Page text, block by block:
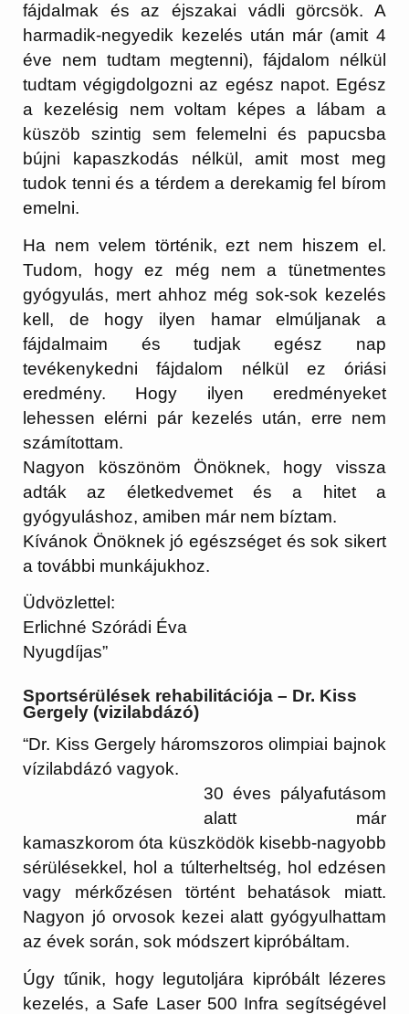
fájdalmak és az éjszakai vádli görcsök. A
harmadik-negyedik kezelés után már (amit 4
éve nem tudtam megtenni), fájdalom nélkül
tudtam végigdolgozni az egész napot. Egész
a kezelésig nem voltam képes a lábam a
küszöb szintig sem felemelni és papucsba
bújni kapaszkodás nélkül, amit most meg
tudok tenni és a térdem a derekamig fel bírom
emelni.
Ha nem velem történik, ezt nem hiszem el.
Tudom, hogy ez még nem a tünetmentes
gyógyulás, mert ahhoz még sok-sok kezelés
kell, de hogy ilyen hamar elmúljanak a
fájdalmaim és tudjak egész nap
tevékenykedni fájdalom nélkül ez óriási
eredmény. Hogy ilyen eredményeket
lehessen elérni pár kezelés után, erre nem
számítottam.
Nagyon köszönöm Önöknek, hogy vissza
adták az életkedvemet és a hitet a
gyógyuláshoz, amiben már nem bíztam.
Kívánok Önöknek jó egészséget és sok sikert
a további munkájukhoz.
Üdvözlettel:
Erlichné Szórádi Éva
Nyugdíjas”
Sportsérülések rehabilitációja – Dr. Kiss
Gergely (vizilabdázó)
“Dr. Kiss Gergely háromszoros olimpiai bajnok
vízilabdázó vagyok.
30 éves pályafutásom
alatt már
kamaszkorom óta küszködök kisebb-nagyobb
sérülésekkel, hol a túlterheltség, hol edzésen
vagy mérkőzésen történt behatások miatt.
Nagyon jó orvosok kezei alatt gyógyulhattam
az évek során, sok módszert kipróbáltam.
Úgy tűnik, hogy legutoljára kipróbált lézeres
kezelés, a Safe Laser 500 Infra segítségével